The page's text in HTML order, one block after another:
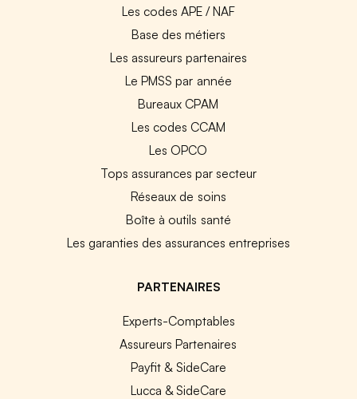
Les codes APE / NAF
Base des métiers
Les assureurs partenaires
Le PMSS par année
Bureaux CPAM
Les codes CCAM
Les OPCO
Tops assurances par secteur
Réseaux de soins
Boîte à outils santé
Les garanties des assurances entreprises
PARTENAIRES
Experts-Comptables
Assureurs Partenaires
Payfit & SideCare
Lucca & SideCare